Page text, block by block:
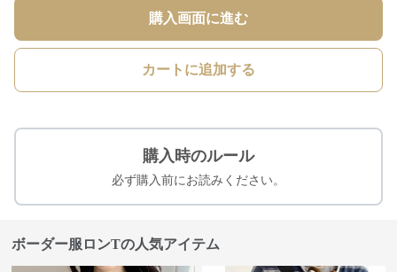
購入画面に進む
カートに追加する
購入時のルール
必ず購入前にお読みください。
ボーダー服ロンTの人気アイテム